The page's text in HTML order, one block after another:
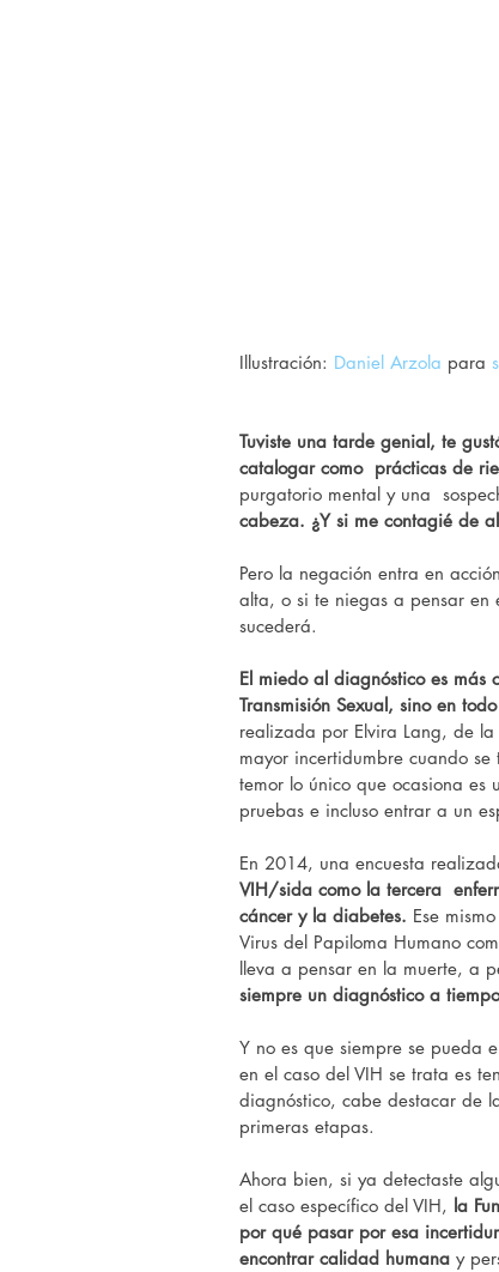
Illustración: Daniel Arzola para
Tuviste una tarde genial, te
catalogar como  prácticas de
purgatorio mental y una
cabeza. ¿Y si me contagié de
Pero la negación entra en
alta, o si te niegas a pensar en
sucederá.
El miedo al diagnóstico es más
Transmisión Sexual, sino en
realizada por Elvira Lang, de
mayor incertidumbre cuando
temor lo único que ocasiona
pruebas e incluso entrar a un
En 2014, una encuesta
VIH/sida como la tercera
cáncer y la diabetes. Ese
Virus del Papiloma Humano
lleva a pensar en la muerte, a
siempre un diagnóstico a
Y no es que siempre se pueda
en el caso del VIH se trata es
diagnóstico, cabe destacar de
primeras etapas.
Ahora bien, si ya detectaste
el caso específico del VIH, la
por qué pasar por esa
encontrar calidad humana y